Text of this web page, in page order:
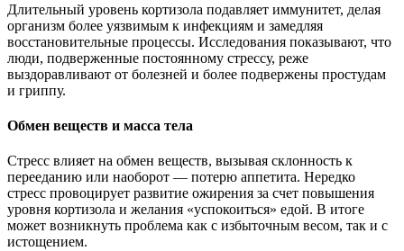
Длительный уровень кортизола подавляет иммунитет, делая
организм более уязвимым к инфекциям и замедляя
восстановительные процессы. Исследования показывают, что
люди, подверженные постоянному стрессу, реже
выздоравливают от болезней и более подвержены простудам
и гриппу.
Обмен веществ и масса тела
Стресс влияет на обмен веществ, вызывая склонность к
перееданию или наоборот — потерю аппетита. Нередко
стресс провоцирует развитие ожирения за счет повышения
уровня кортизола и желания «успокоиться» едой. В итоге
может возникнуть проблема как с избыточным весом, так и с
истощением.